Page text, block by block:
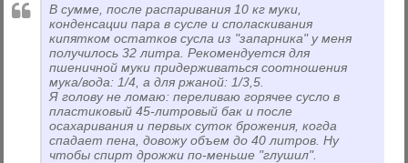
В сумме, после распаривания 10 кг муки,
конденсации пара в сусле и споласкивания
кипятком остатков сусла из "запарника" у меня
получилось 32 литра. Рекомендуется для
пшеничной муки придерживаться соотношения
мука/вода: 1/4, а для ржаной: 1/3,5.
Я голову не ломаю: переливаю горячее сусло в
пластиковый 45-литровый бак и после
осахаривания и первых суток брожения, когда
спадает пена, довожу объем до 40 литров. Ну
чтобы спирт дрожжи по-меньше "глушил".